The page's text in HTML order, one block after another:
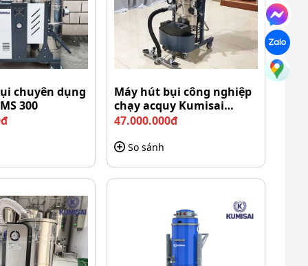
chuyên dụng
300
Máy hút bụi công nghiệp
chạy acquy Kumisai
KMS67
47.000.000đ
So sánh